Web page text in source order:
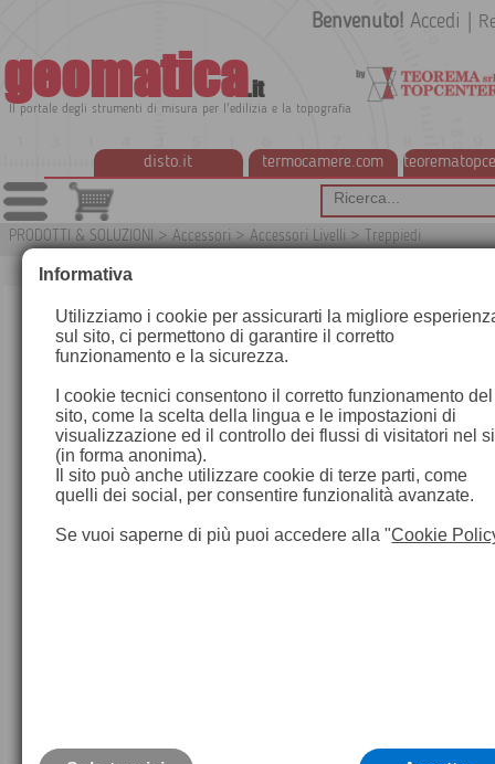
geomatica.it
Il portale degli strumenti di misura per l'edilizia e la topografia
disto.it termocamere.com
Benvenuto! Accedi
PRODOTTI & SOLUZIONI > Accessori > Accessori Livelli > Treppiedi
Informativa
Utilizziamo i cookie per assicurarti la migliore
sul sito, ci permettono di garantire il corretto
funzionamento e la sicurezza.
I cookie tecnici consentono il corretto funzionamento del
sito, come la scelta della lingua e le impostazioni di
visualizzazione ed il controllo dei flussi di visitatori nel
(in forma anonima).
Il sito può anche utilizzare cookie di terze parti, come
quelli dei social, per consentire funzionalità avanzate.
Se vuoi saperne di più puoi accedere alla "Cookie